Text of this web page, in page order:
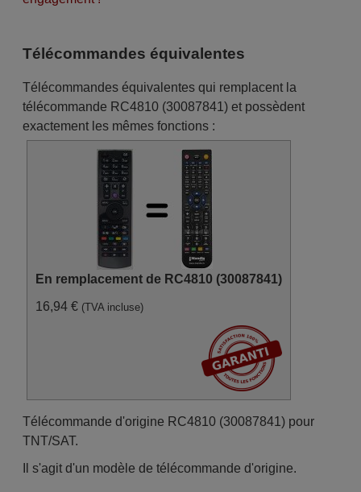
Télécommandes équivalentes
Télécommandes équivalentes qui remplacent la
télécommande RC4810 (30087841) et possèdent
exactement les mêmes fonctions :
En remplacement de RC4810 (30087841)
16,94 € (TVA incluse)
Télécommande d'origine RC4810 (30087841) pour
TNT/SAT.
Il s'agit d'un modèle de télécommande d'origine.